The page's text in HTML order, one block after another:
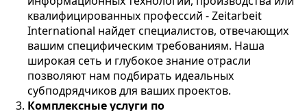
квалифицированных профессий - Zeitarbeit
International найдет специалистов, отвечающих
вашим специфическим требованиям. Наша
широкая сеть и глубокое знание отрасли
позволяют нам подбирать идеальных
субподрядчиков для ваших проектов.
Комплексные услуги по